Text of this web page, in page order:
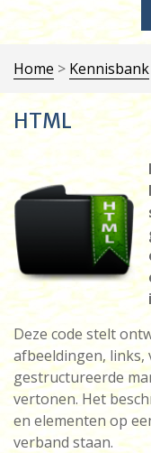
Home > Kennisbank
HTML
Deze code stelt
afbeeldingen, links,
gestructureerde
vertonen. Het
en elementen op
verband staan.